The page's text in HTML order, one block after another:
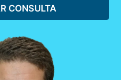
CONSULTA